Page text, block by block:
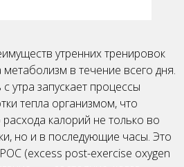
утренних тренировок
в течение всего дня.
утра запускает процессы
тепла организмом, что
калорий не только во
но и в последующие часы. Это
(excess post-exercise oxygen